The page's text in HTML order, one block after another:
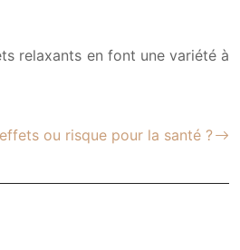
relaxants en font une variété à
ou risque pour la santé ?